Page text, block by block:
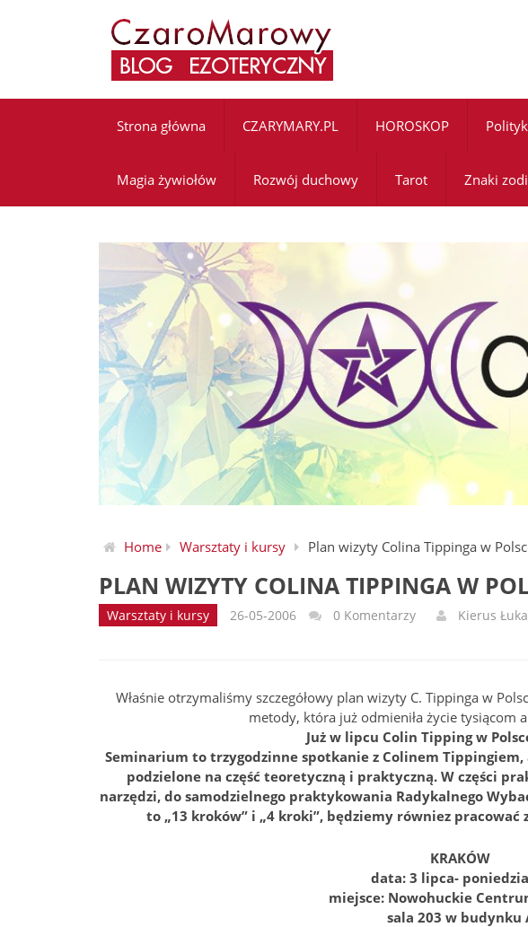
Strona główna CZARYMARY.PL HOROSKOP
Magia żywiołów Rozwój duchowy Tarot Znaki
Home Warsztaty i kursy Plan wizyty Colina Tippinga w
PLAN WIZYTY COLINA TIPPINGA W
Warsztaty i kursy 26-05-2006 0 Komentarzy Kierus
Właśnie otrzymaliśmy szczegółowy plan wizyty C. Tippinga w
metody, która już odmieniła życie tysiącom
Już w lipcu Colin Tipping w
Seminarium to trzygodzinne spotkanie z Colinem
podzielone na część teoretyczną i praktyczną. W części
narzędzi, do samodzielnego praktykowania Radykalnego
to „13 kroków” i „4 kroki”, będziemy równiez
KRAKÓW
data: 3 lipca-
miejsce: Nowohuckie
sala 203 w budynku